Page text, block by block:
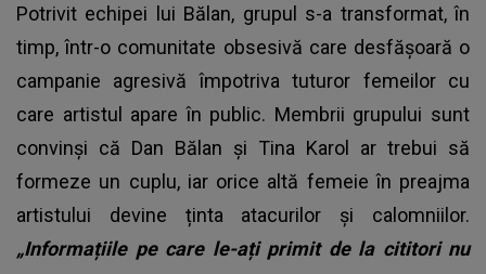
Potrivit echipei lui Bălan, grupul s-a transformat, în
timp, într-o comunitate obsesivă care desfășoară o
campanie agresivă împotriva tuturor femeilor cu
care artistul apare în public. Membrii grupului sunt
convinși că Dan Bălan și Tina Karol ar trebui să
formeze un cuplu, iar orice altă femeie în preajma
artistului devine ținta atacurilor și calomniilor.
„Informațiile pe care le-ați primit de la cititori nu